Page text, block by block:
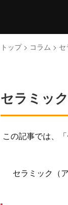
トップ> コラム >
セラミッ
この記事では、「
セラミック（